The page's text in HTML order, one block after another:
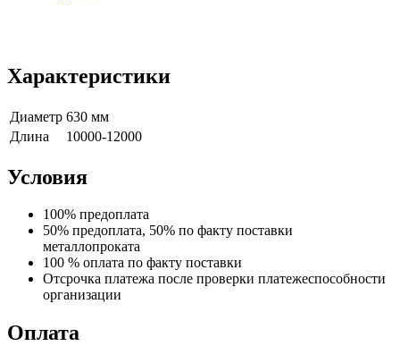
Характеристики
Диаметр 630 мм
Длина
10000-12000
Условия
100% предоплата
50% предоплата, 50% по факту поставки
металлопроката
100 % оплата по факту поставки
Отсрочка платежа после проверки платежеспособности
организации
Оплата